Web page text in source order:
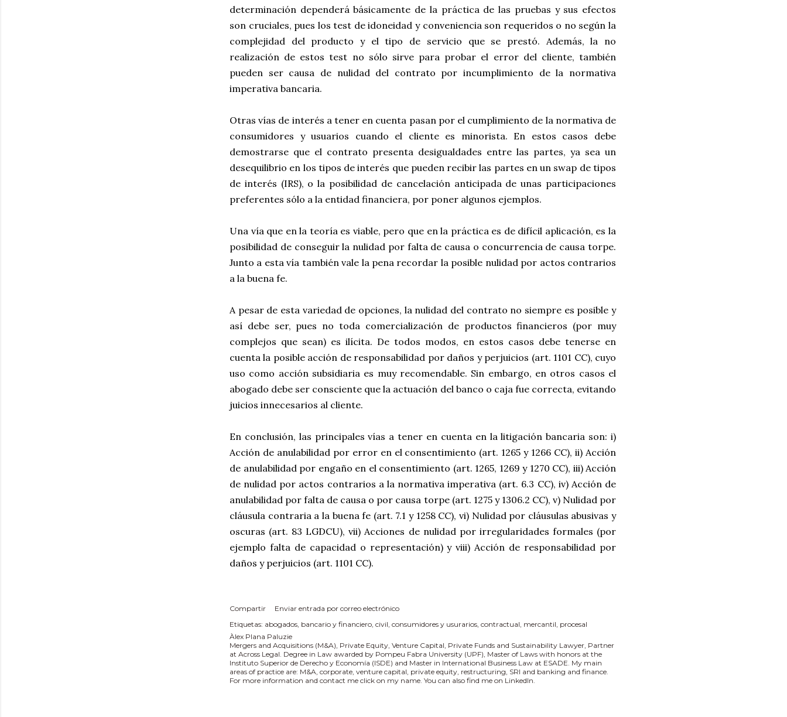
determinación dependerá básicamente de la práctica de las pruebas y sus efectos
son cruciales, pues los test de idoneidad y conveniencia son requeridos o no según la
complejidad del producto y el tipo de servicio que se prestó. Además, la no
realización de estos test no sólo sirve para probar el error del cliente, también
pueden ser causa de nulidad del contrato por incumplimiento de la normativa
imperativa bancaria.
Otras vías de interés a tener en cuenta pasan por el cumplimiento de la normativa de
consumidores y usuarios cuando el cliente es minorista. En estos casos debe
demostrarse que el contrato presenta desigualdades entre las partes, ya sea un
desequilibrio en los tipos de interés que pueden recibir las partes en un swap de tipos
de interés (IRS), o la posibilidad de cancelación anticipada de unas participaciones
preferentes sólo a la entidad financiera, por poner algunos ejemplos.
Una vía que en la teoría es viable, pero que en la práctica es de difícil aplicación, es la
posibilidad de conseguir la nulidad por falta de causa o concurrencia de causa torpe.
Junto a esta vía también vale la pena recordar la posible nulidad por actos contrarios
a la buena fe.
A pesar de esta variedad de opciones, la nulidad del contrato no siempre es posible y
así debe ser, pues no toda comercialización de productos financieros (por muy
complejos que sean) es ilícita. De todos modos, en estos casos debe tenerse en
cuenta la posible acción de responsabilidad por daños y perjuicios (art. 1101 CC), cuyo
uso como acción subsidiaria es muy recomendable. Sin embargo, en otros casos el
abogado debe ser consciente que la actuación del banco o caja fue correcta, evitando
juicios innecesarios al cliente.
En conclusión, las principales vías a tener en cuenta en la litigación bancaria son: i)
Acción de anulabilidad por error en el consentimiento (art. 1265 y 1266 CC), ii) Acción
de anulabilidad por engaño en el consentimiento (art. 1265, 1269 y 1270 CC), iii) Acción
de nulidad por actos contrarios a la normativa imperativa (art. 6.3 CC), iv) Acción de
anulabilidad por falta de causa o por causa torpe (art. 1275 y 1306.2 CC), v) Nulidad por
cláusula contraria a la buena fe (art. 7.1 y 1258 CC), vi) Nulidad por cláusulas abusivas y
oscuras (art. 83 LGDCU), vii) Acciones de nulidad por irregularidades formales (por
ejemplo falta de capacidad o representación) y viii) Acción de responsabilidad por
daños y perjuicios (art. 1101 CC).
Compartir
Enviar entrada por correo electrónico
Etiquetas: abogados bancario y financiero civil consumidores y usurarios contractual mercantil procesal
Àlex Plana Paluzie
Mergers and Acquisitions (M&A), Private Equity, Venture Capital, Private Funds and Sustainability Lawyer, Partner
at Across Legal. Degree in Law awarded by Pompeu Fabra University (UPF), Master of Laws with honors at the
Instituto Superior de Derecho y Economía (ISDE) and Master in International Business Law at ESADE. My main
areas of practice are: M&A, corporate, venture capital, private equity, restructuring, SRI and banking and finance.
For more information and contact me click on my name. You can also find me on LinkedIn.